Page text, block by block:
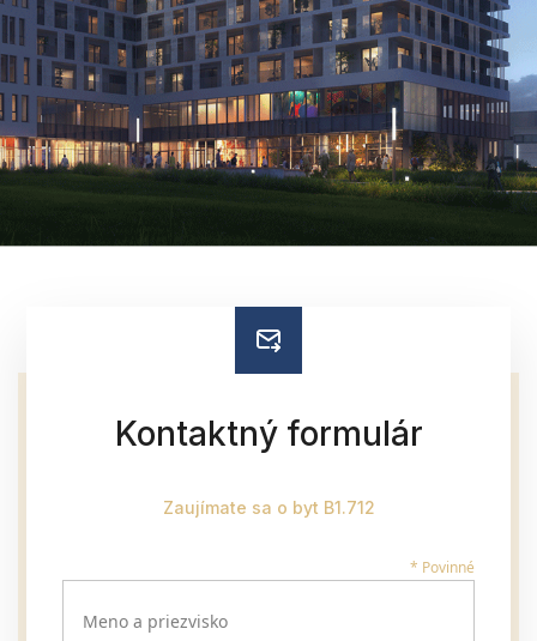
Kontaktný formulár
Zaujímate sa o byt B1.712
* Povinné
Meno a priezvisko